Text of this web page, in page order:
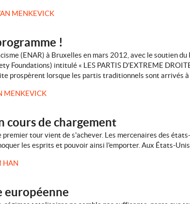
MENKEVICK
!
(ENAR) à Bruxelles en mars 2012, avec le soutien
Foundations) intitulé « LES PARTIS D’EXTREME
prospèrent lorsque les partis traditionnels sont arrivés
MENKEVICK
cours de chargement
tour vient de s'achever. Les mercenaires des
les esprits et pouvoir ainsi l'emporter. Aux États-
HAN
européenne